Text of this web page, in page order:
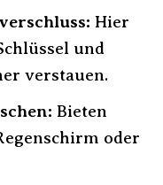
Hier
und
verstauen.
Bieten
oder